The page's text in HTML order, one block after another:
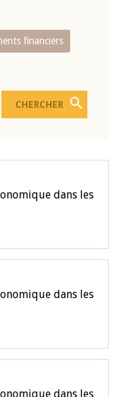
financiers
dans les
dans les
dans les